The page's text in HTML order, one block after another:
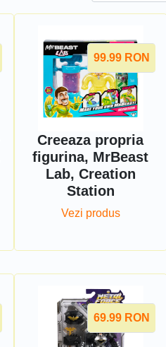
99.99 RON
Creeaza propria
figurina, MrBeast
Lab, Creation
Station
Vezi produs
69.99 RON